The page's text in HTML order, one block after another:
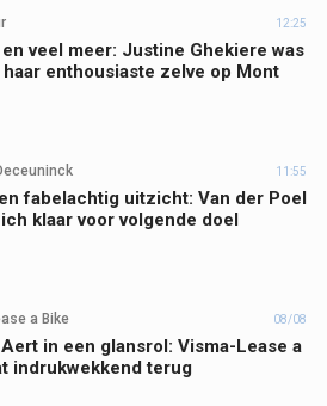
12:25
veel meer: Justine Ghekiere was
enthousiaste zelve op Mont
11:55
fabelachtig uitzicht: Van der Poel
klaar voor volgende doel
a Bike 08/08
in een glansrol: Visma-Lease a
indrukwekkend terug